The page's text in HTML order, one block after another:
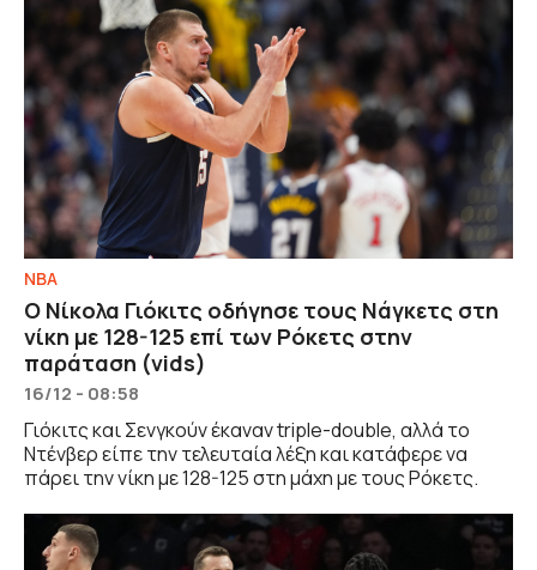
NBA
Ο Νίκολα Γιόκιτς οδήγησε τους Νάγκετς στη
νίκη με 128-125 επί των Ρόκετς στην
παράταση (vids)
16/12 - 08:58
Γιόκιτς και Σενγκούν έκαναν triple-double, αλλά το
Ντένβερ είπε την τελευταία λέξη και κατάφερε να
πάρει την νίκη με 128-125 στη μάχη με τους Ρόκετς.